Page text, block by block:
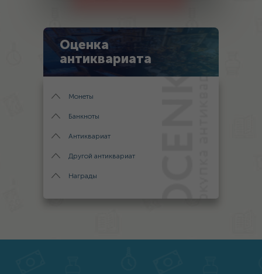
Оценка
антиквариата
Монеты
Банкноты
Антиквариат
Другой антиквариат
Награды